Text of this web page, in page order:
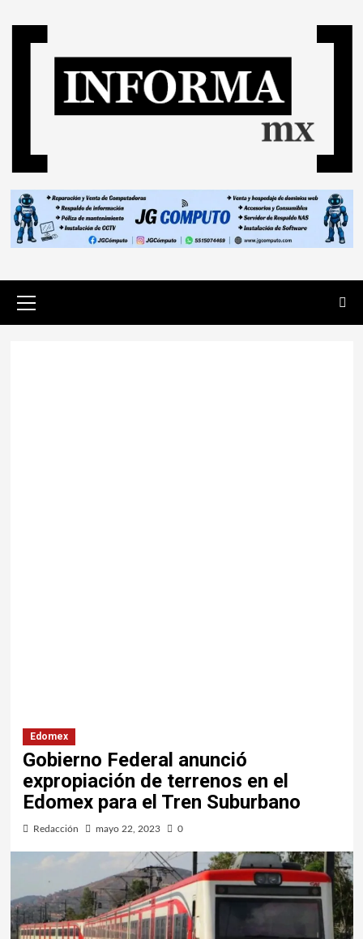
Edomex
Gobierno Federal anunció
expropiación de terrenos en el
Edomex para el Tren Suburbano
Redacción mayo 22, 2023 0